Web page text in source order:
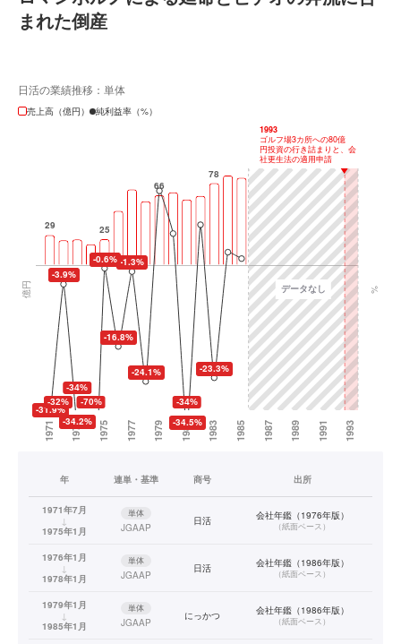
まれた倒産
日活の業績推移：単体
売上高（億円）
純利益率（%）
年 連単・基準 商号 出所
1971年7月
↓
1975年1月
単体
JGAAP
日活 会社年鑑（1976年版）
（紙面ベース ）
1976年1月
↓
1978年1月
単体
JGAAP
日活 会社年鑑（1986年版）
（紙面ベース ）
1979年1月
↓
1985年1月
単体
JGAAP
にっかつ 会社年鑑（1986年版）
（紙面ベース ）